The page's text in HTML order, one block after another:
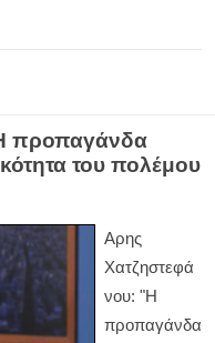
προπαγάνδα
του πολέμου
Aρης
Χατζηστεφά
νου: "H
προπαγάνδα